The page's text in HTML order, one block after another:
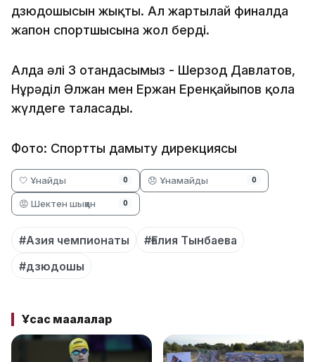
дзюдошысын жықты. Ал жартылай финалда
жапон спортшысына жол берді.
Алда әлі 3 отандасымыз - Шерзод Давлатов,
Нұрәділ Әлжан мен Ержан Еренқайыпов қола
жүлдеге таласады.
Фото: Спортты дамыту дирекциясы
🤍 Ұнайды 0 😞 Ұнамайды 0
😡 Шектен шыққан 0
#Азия чемпионаты
#Ғалия Тынбаева
#дзюдошы
Ұқсас мақалалар